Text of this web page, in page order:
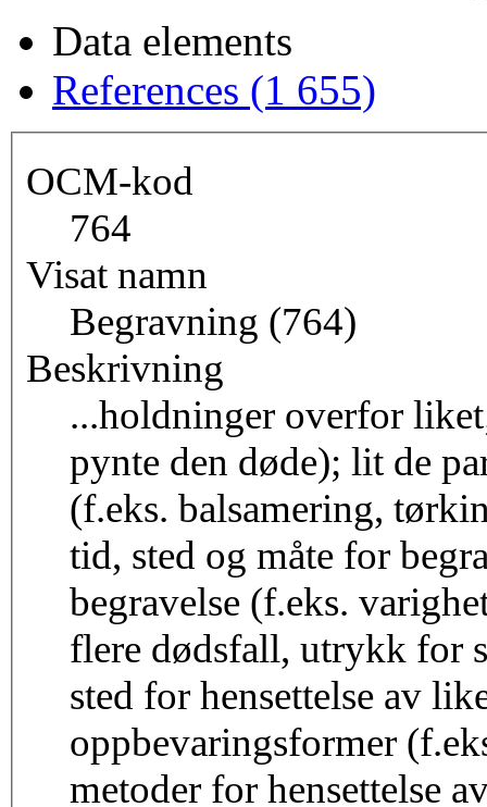
Data elements
References (1 655)
OCM-kod
764
Visat namn
Begravning (764)
Beskrivning
...holdninger overfor
pynte den døde); lit de
(f.eks. balsamering,
tid, sted og måte for
begravelse (f.eks.
flere dødsfall, utrykk for
sted for hensettelse av
oppbevaringsformer
metoder for hensettelse